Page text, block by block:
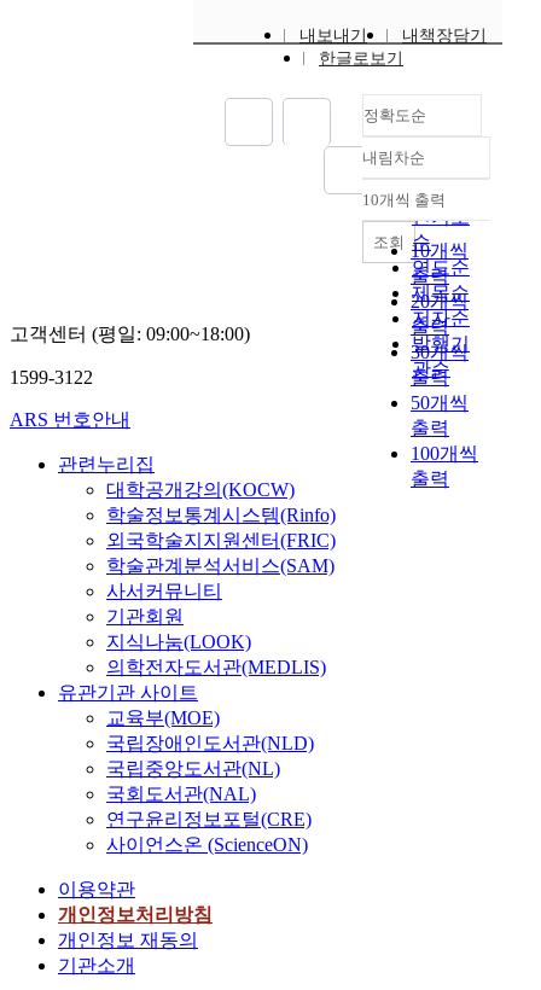
내보내기
내책장담기
한글로보기
정확도순
정확도
순
인기도
순
연도순
제목순
저자순
발행기
관순
내림차순
내림차순
10개씩 출력
10개씩
출력
20개씩
출력
30개씩
출력
50개씩
출력
100개씩
출력
조회
고객센터 (평일: 09:00~18:00)
1599-3122
ARS 번호안내
관련누리집
대학공개강의(KOCW)
학술정보통계시스템(Rinfo)
외국학술지지원센터(FRIC)
학술관계분석서비스(SAM)
사서커뮤니티
기관회원
지식나눔(LOOK)
의학전자도서관(MEDLIS)
유관기관 사이트
교육부(MOE)
국립장애인도서관(NLD)
국립중앙도서관(NL)
국회도서관(NAL)
연구윤리정보포털(CRE)
사이언스온 (ScienceON)
이용약관
개인정보처리방침
개인정보 재동의
기관소개